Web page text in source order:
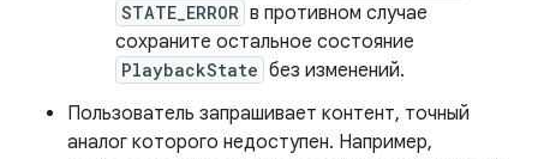
STATE_ERROR в противном случае
сохраните остальное состояние
PlaybackState без изменений.
Пользователь запрашивает контент, точный
аналог которого недоступен. Например,